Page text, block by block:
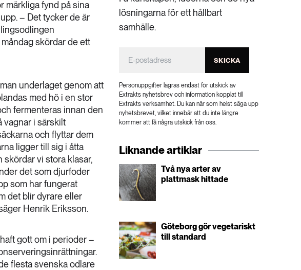
märkliga fynd på sina
– Det tycker de är
skördar de ett
underlaget genom att
med hö i en stor
fermenteras innan den
vagnar i särskilt
och flyttar dem
ligger till sig i åtta
skördar vi stora klasar,
det som djurfoder
som har fungerat
det blir dyrare eller
Henrik Eriksson.
gott om i perioder –
flesta svenska odlare
lösningarna för ett hållbart
samhälle.
SKICKA
Personuppgifter lagras endast för utskick av
Extrakts nyhetsbrev och information kopplat till
Extrakts verksamhet. Du kan när som helst säga upp
nyhetsbrevet, vilket innebär att du inte längre
kommer att få några utskick från oss.
Liknande artiklar
Två nya arter av
plattmask hittade
Göteborg gör vegetariskt
till standard